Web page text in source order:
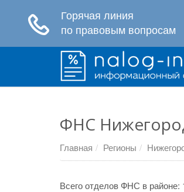
ФНС
Главная Регионы
Всего отделов ФНС в районе: